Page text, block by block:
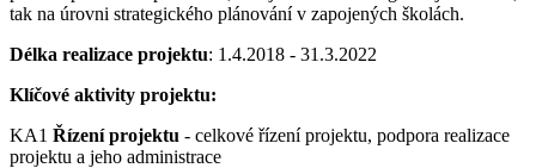
tak na úrovni strategického plánování v zapojených školách.
Délka realizace projektu: 1.4.2018 - 31.3.2022
Klíčové aktivity projektu:
KA1 Řízení projektu - celkové řízení projektu, podpora realizace
projektu a jeho administrace